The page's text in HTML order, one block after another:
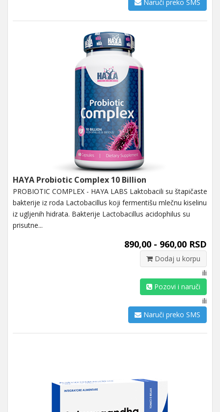
Naruči preko SMS
HAYA Probiotic Complex 10 Billion
PROBIOTIC COMPLEX - HAYA LABS Laktobacili su štapičaste
bakterije iz roda Lactobacillus koji fermentišu mlečnu kiselinu
iz ugljenih hidrata. Bakterije Lactobacillus acidophilus su
prisutne...
890,00 - 960,00 RSD
Dodaj u korpu
ili
Pozovi i naruči
ili
Naruči preko SMS